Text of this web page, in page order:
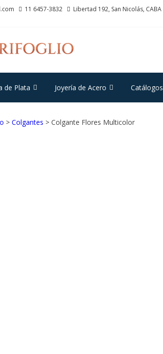
11 6457-3832 Libertad 192, San Nicolás, CABA
de Plata Joyería de Acero Catálogos
> Colgantes > Colgante Flores Multicolor